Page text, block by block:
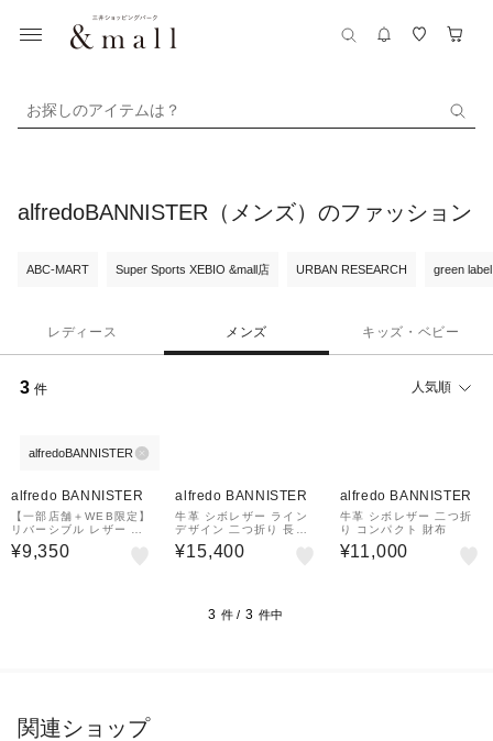
お探しのアイテムは？
alfredoBANNISTER（メンズ）のファッション
ABC-MART Super Sports XEBIO &mall店 URBAN RESEARCH green
レディース メンズ キッズ・ベビー
3 件 人気順
alfredoBANNISTER
alfredo BANNISTER
【一部店舗＋WEB限定】
リバーシブル レザー ド
レスベルト
¥9,350
alfredo BANNISTER
牛革 シボレザー ライン
デザイン 二つ折り 長財
布
¥15,400
alfredo BANNISTER
牛革 シボレザー 二つ折
り コンパクト 財布
¥11,000
3 件 / 3 件中
関連ショップ